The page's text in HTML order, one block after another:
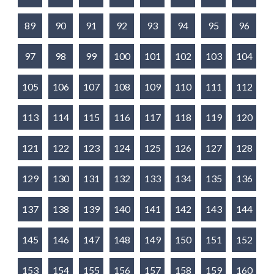
89 90 91 92 93 94 95 96
97 98 99 100 101 102 103 104
105 106 107 108 109 110 111 112
113 114 115 116 117 118 119 120
121 122 123 124 125 126 127 128
129 130 131 132 133 134 135 136
137 138 139 140 141 142 143 144
145 146 147 148 149 150 151 152
153 154 155 156 157 158 159 160